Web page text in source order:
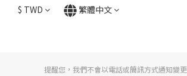
$ TWD 繁體中文
提醒您，我們不會以電話或簡訊方式通知變